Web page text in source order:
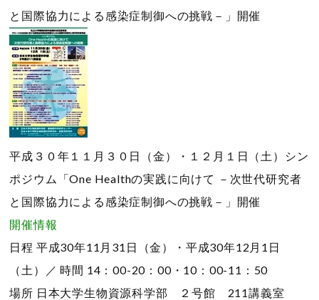
と国際協力による感染症制御への挑戦－」開催
平成３０年１１月３０日（金）・１２月１日（土）シン
ポジウム「One Healthの実践に向けて －次世代研究者
と国際協力による感染症制御への挑戦－」開催
開催情報
日程 平成30年11月31日（金）・平成30年12月1日
（土）／ 時間 14：00-20：00・10：00-11：50
場所 日本大学生物資源科学部 ２号館 211講義室